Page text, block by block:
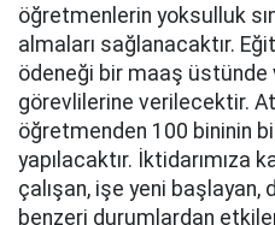
öğretmenlerin yoksulluk
almaları sağlanacaktır.
ödeneği bir maaş
görevlilerine verilecektir.
öğretmenden 100 bininin
yapılacaktır. İktidarımıza
çalışan, işe yeni başlayan,
benzeri durumlardan